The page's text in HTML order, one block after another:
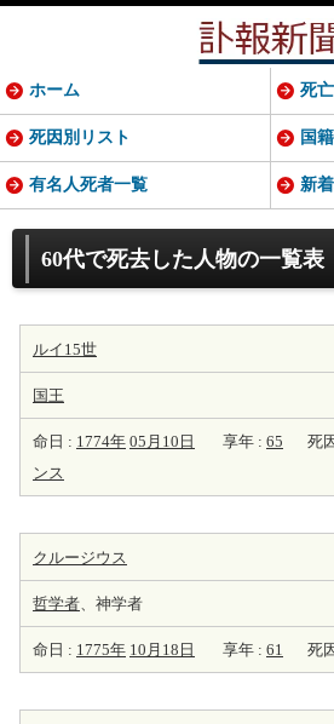
60代で死去した人物の一覧表
ルイ15世
国王
命日 : 1774年 05月10日 享年 : 65 死
ンス
クルージウス
哲学者、神学者
命日 : 1775年 10月18日 享年 : 61 死
ホーム 死
死因別リスト 国
有名人死者一覧 新